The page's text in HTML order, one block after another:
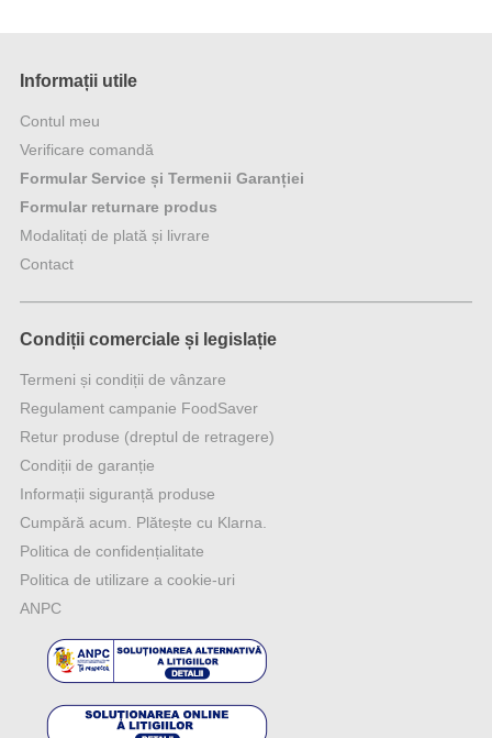
Informații utile
Contul meu
Verificare comandă
Formular Service și Termenii Garanției
Formular returnare produs
Modalitați de plată și livrare
Contact
Condiții comerciale și legislație
Termeni și condiții de vânzare
Regulament campanie FoodSaver
Retur produse (dreptul de retragere)
Condiții de garanție
Informații siguranță produse
Cumpără acum. Plătește cu Klarna.
Politica de confidențialitate
Politica de utilizare a cookie-uri
ANPC